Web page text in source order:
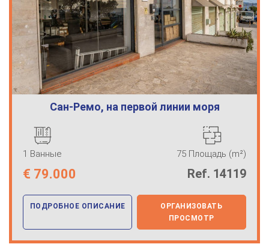
Сан-Ремо, на первой линии моря
1 Ванные 75 Площадь (m²)
€ 79.000 Ref. 14119
ПОДРОБНОЕ ОПИСАНИЕ
ОРГАНИЗОВАТЬ
ПРОСМОТР